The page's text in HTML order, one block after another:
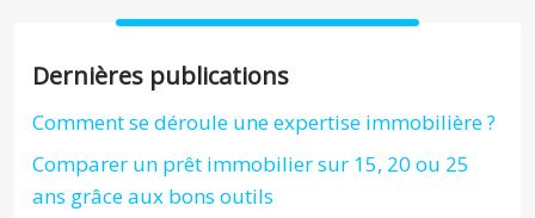
Dernières publications
Comment se déroule une expertise immobilière ?
Comparer un prêt immobilier sur 15, 20 ou 25
ans grâce aux bons outils